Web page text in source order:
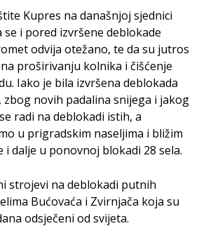
Kupres na današnjoj sjednici
i pored izvršene deblokade
odvija otežano, te da su jutros
proširivanju kolnika i čišćenje
Iako je bila izvršena deblokada
zbog novih padalina snijega i jakog
radi na deblokadi istih, a
u prigradskim naseljima i bližim
i dalje u ponovnoj blokadi 28 sela.
strojevi na deblokadi putnih
Bućovaća i Zvirnjača koja su
odsječeni od svijeta.